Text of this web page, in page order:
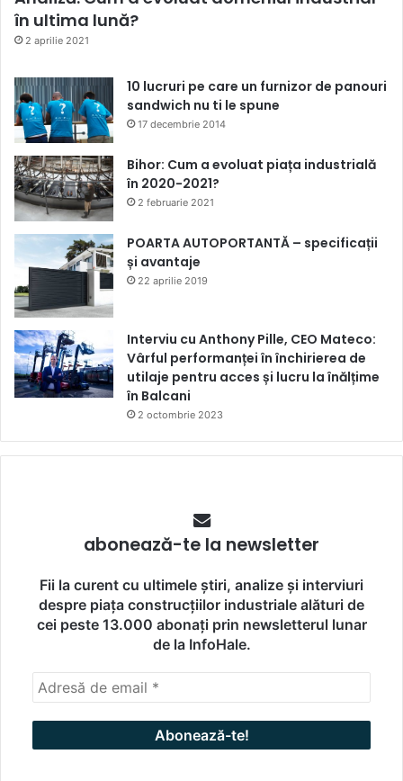
în ultima lună?
2 aprilie 2021
10 lucruri pe care un furnizor de panouri
sandwich nu ti le spune
17 decembrie 2014
Bihor: Cum a evoluat piața industrială
în 2020-2021?
2 februarie 2021
POARTA AUTOPORTANTĂ – specificații
și avantaje
22 aprilie 2019
Interviu cu Anthony Pille, CEO Mateco:
Vârful performanței în închirierea de
utilaje pentru acces și lucru la înălțime
în Balcani
2 octombrie 2023
abonează-te la newsletter
Fii la curent cu ultimele știri, analize și interviuri
despre piața construcțiilor industriale alături de
cei peste 13.000 abonați prin newsletterul lunar
de la InfoHale.